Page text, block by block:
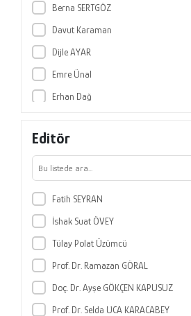
Pegem Akademi Yayıncılık
Vize Yayıncılık
Berna SERTGÖZ
Davut Karaman
Dijle AYAR
Emre Ünal
Erhan Dağ
Figen ALP YILMAZ
Gülşah ÇİFTÇİ
Halime Özal
Mustafa Alpin Gülşen
Şennur CANER
Editör
Fatih SEYRAN
İshak Suat ÖVEY
Tülay Polat Üzümcü
Prof. Dr. Ramazan GÖRAL
Doç. Dr. Ayşe GÖKÇEN KAPUSUZ
Prof. Dr. Selda UCA KARACABEY